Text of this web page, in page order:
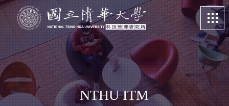
關於我們 About
課程特色 Program NTHU ITM